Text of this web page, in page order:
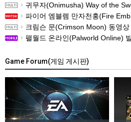
귀무자(Onimusha) Way of the Sword -운명
파이어 엠블렘 만자천홍(Fire Emblem: Fortune’s
크림슨 문(Crimson Moon) 동영상
팰월드 온라인(Palworld Online) 발표, 모바일용 오픈
Game Forum(게임 게시판)